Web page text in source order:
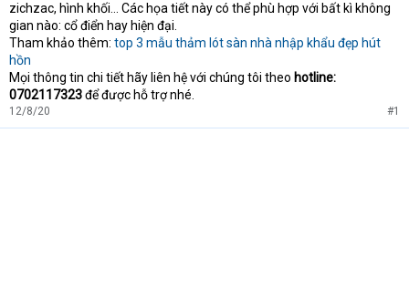
zichzac, hình khối... Các họa tiết này có thể phù hợp với bất kì không
gian nào: cổ điển hay hiện đại.
Tham khảo thêm: top 3 mẫu thảm lót sàn nhà nhập khẩu đẹp hút
hồn
Mọi thông tin chi tiết hãy liên hệ với chúng tôi theo hotline:
0702117323để được hỗ trợ nhé.
12/8/20 #1